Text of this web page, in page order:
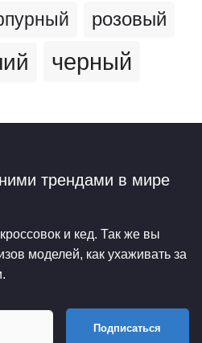
розовый
черный
трендами в мире
и кед. Так же вы
моделей, как ухаживать за
Подписаться